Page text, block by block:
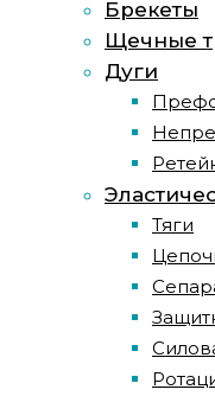
Брекеты
Щечные
Дуги
Тяги